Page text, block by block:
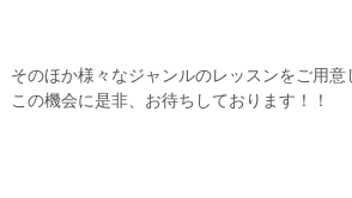
そのほか様々なジャンルのレッスンをご用意
この機会に是非、お待ちしております！！